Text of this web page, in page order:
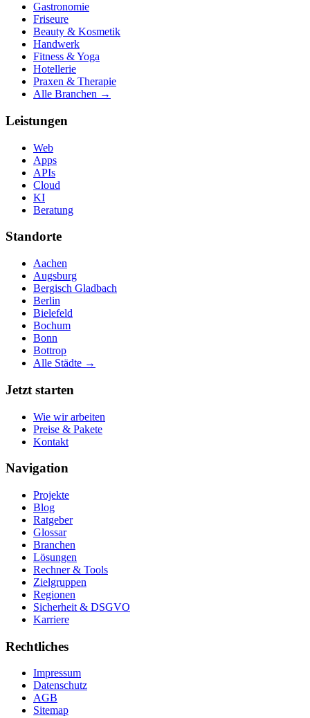
Gastronomie
Friseure
Beauty & Kosmetik
Handwerk
Fitness & Yoga
Hotellerie
Praxen & Therapie
Alle Branchen →
Leistungen
Web
Apps
APIs
Cloud
KI
Beratung
Standorte
Aachen
Augsburg
Bergisch Gladbach
Berlin
Bielefeld
Bochum
Bonn
Bottrop
Alle Städte →
Jetzt starten
Wie wir arbeiten
Preise & Pakete
Kontakt
Navigation
Projekte
Blog
Ratgeber
Glossar
Branchen
Lösungen
Rechner & Tools
Zielgruppen
Regionen
Sicherheit & DSGVO
Karriere
Rechtliches
Impressum
Datenschutz
AGB
Sitemap